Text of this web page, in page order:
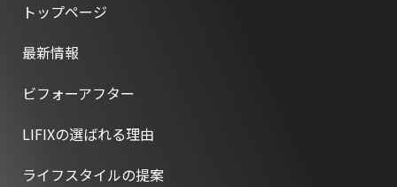
トップページ
最新情報
ビフォーアフター
LIFIXの選ばれる理由
ライフスタイルの提案